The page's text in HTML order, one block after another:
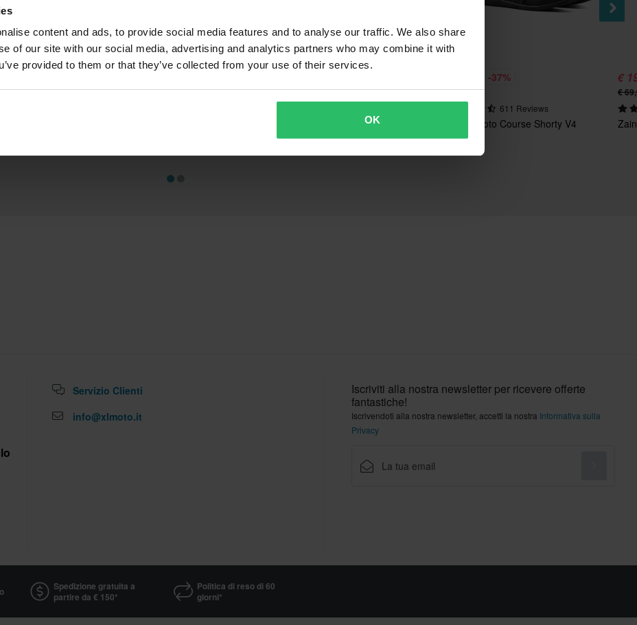
content and ads, to provide social media features and to analyse our traffic. We also share
of our site with our social media, advertising and analytics partners who may combine it with
provided to them or that they’ve collected from your use of their services.
OK
€ 69,99 € 64,99
Cavalletto Proworks 2-in-1
-37%
€ 79,00
611 Reviews
Scarpe Moto Course Shorty V4
€
€
Servizio Clienti
info@xlmoto.it
Iscriviti alla nostra newsletter per ricevere offerte
fantastiche!
Iscrivendoti alla nostra newsletter, accetti la nostra Informativa sulla
Privacy
Spedizione gratuita a
partire da € 150*
Politica di reso di 60
giorni*